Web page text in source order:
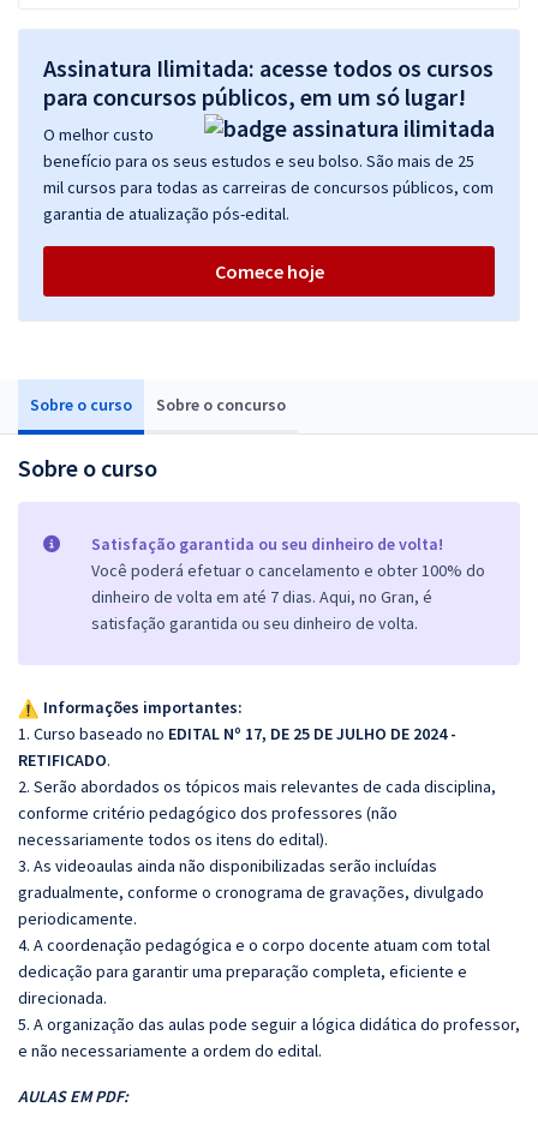
Sobre o curso Sobre o concurso
Sobre o curso
Satisfação garantida ou seu dinheiro de volta!
Você poderá efetuar o cancelamento e obter 100% do
dinheiro de volta em até 7 dias. Aqui, no Gran, é
satisfação garantida ou seu dinheiro de volta.
Informações importantes:
1. Curso baseado no EDITAL Nº 17, DE 25 DE JULHO DE 2024 -
RETIFICADO.
2. Serão abordados os tópicos mais relevantes de cada disciplina,
conforme critério pedagógico dos professores (não
necessariamente todos os itens do edital).
3. As videoaulas ainda não disponibilizadas serão incluídas
gradualmente, conforme o cronograma de gravações, divulgado
periodicamente.
4. A coordenação pedagógica e o corpo docente atuam com total
dedicação para garantir uma preparação completa, eficiente e
direcionada.
5. A organização das aulas pode seguir a lógica didática do professor,
e não necessariamente a ordem do edital.
AULAS EM PDF:
Assinatura Ilimitada: acesse todos os cursos
para concursos públicos, em um só lugar!
O melhor custo
benefício para os seus estudos e seu bolso. São mais de 25
mil cursos para todas as carreiras de concursos públicos, com
garantia de atualização pós-edital.
Comece hoje